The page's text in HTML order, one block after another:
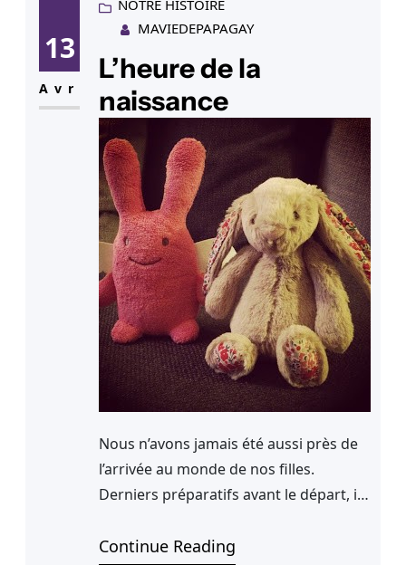
13
Avr
NOTRE HISTOIRE
MAVIEDEPAPAGAY
L’heure de la
naissance
Nous n’avons jamais été aussi près de
l’arrivée au monde de nos filles.
Derniers préparatifs avant le départ, il
faisons les valises et emportons des
Continue Reading